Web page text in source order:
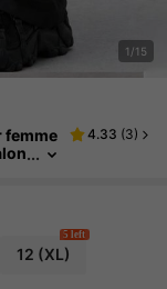
1/15
femme
4.33 (3)
12 (XL)
5 left